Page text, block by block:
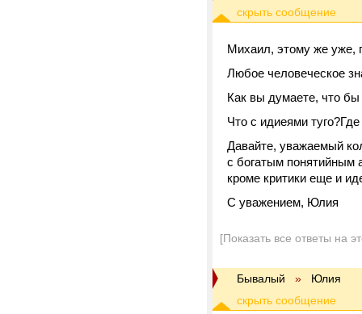
Михаил, этому же уже,
Любое человеческое
Как вы думаете, что бы
Что с идиеями
Давайте, уважаемый
с богатым понятийным
кроме критики еще и
С уважением, Юлия
[Показать все ответы на
Бывалый » Юлия